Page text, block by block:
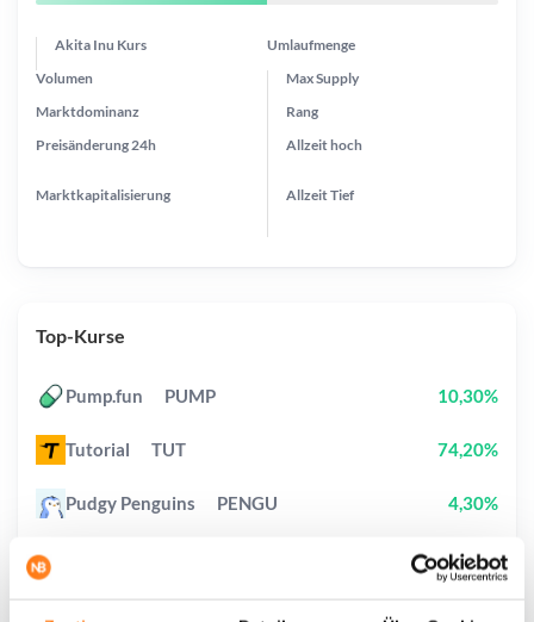
Akita Inu Kurs Umlaufmenge
Preisänderung 24h
Max Supply
Marktdominanz
Marktkapitalisierung
Volumen
Rang
Allzeithoch
AllzeitTief
Top-Kurse
Pump.fun PUMP 10,30%
Tutorial TUT 74,20%
Pudgy Penguins PENGU 4,30%
16,20%